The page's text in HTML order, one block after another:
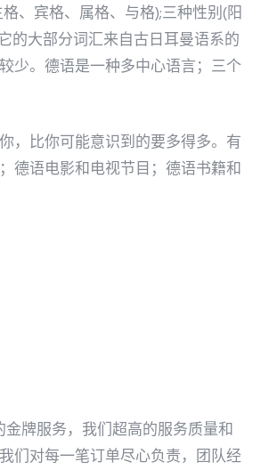
、宾格、属格、与格);三种性别(阳
的大部分词汇来自古日耳曼语系的
少。德语是一种多中心语言；三个
，比你可能意识到的要多得多。有
德语电影和电视节目；德语书籍和
牌服务，我们超高的服务质量和
们对每一笔订单尽心负责，团队经